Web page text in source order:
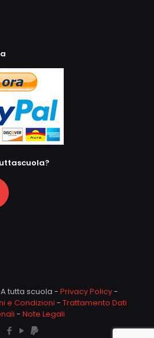
tutta scuola - Privacy Policy-
e Condizioni - Trattamento Dati
- Note Legali